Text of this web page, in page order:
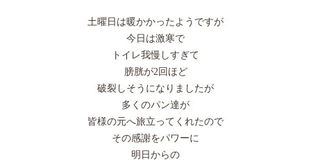
土曜日は暖かかったようですが
今日は激寒で
トイレ我慢しすぎて
膀胱が2回ほど
破裂しそうになりましたが
多くのパン達が
皆様の元へ旅立ってくれたので
その感謝をパワーに
明日からの